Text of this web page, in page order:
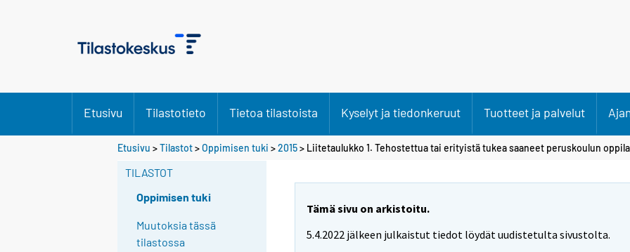
Etusivu Tilastotieto Tietoa tilastoista Kyselyt ja tiedonkeruut Tuotteet ja palvelut
Etusivu >Tilastot>Oppimisen tuki >2015> Liitetaulukko 1. Tehostettua tai erityistä tukea saaneet peruskoulun
TILASTOT
Oppimisen tuki
Muutoksia tässä
tilastossa
Tämä sivu on arkistoitu.
5.4.2022 jälkeen julkaistut tiedot löydät uudistetulta sivustolta.